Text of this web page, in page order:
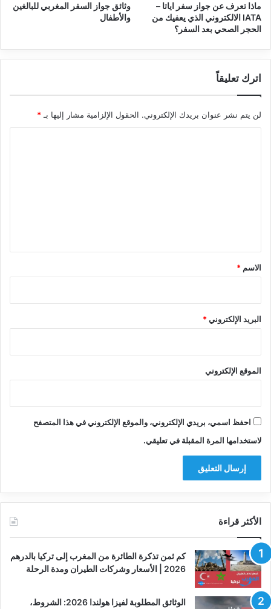
ماذا تعرف عن جواز سفر اياتا –
IATA الالكتروني الذي يعفيك من
الحجر الصحي بعد السفر؟
وثائق جواز السفر المغربي للبالغين
والأطفال
اترك تعليقاً
لن يتم نشر عنوان بريدك الإلكتروني. الحقول الإلزامية مشار إليها بـ*
*
الاسم *
البريد الإلكتروني*
الموقع الإلكتروني
احفظ اسمي، بريدي الإلكتروني، والموقع الإلكتروني في هذا المتصفح
لاستخدامها المرة المقبلة في تعليقي.
الأكثر قراءة
كم ثمن تذكرة الطائرة من المغرب إلى تركيا بالدرهم
2026 | الأسعار وشركات الطيران ومدة الرحلة
الوثائق المطلوبة لفيزا هولندا 2026: الشروط،